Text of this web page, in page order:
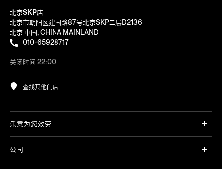
北京SKP店
北京市朝阳区建国路87号北京SKP二层D2136
北京 中国, CHINA MAINLAND
010-65928717
关闭时间 22:00
查找其他门店
乐意为您效劳
公司